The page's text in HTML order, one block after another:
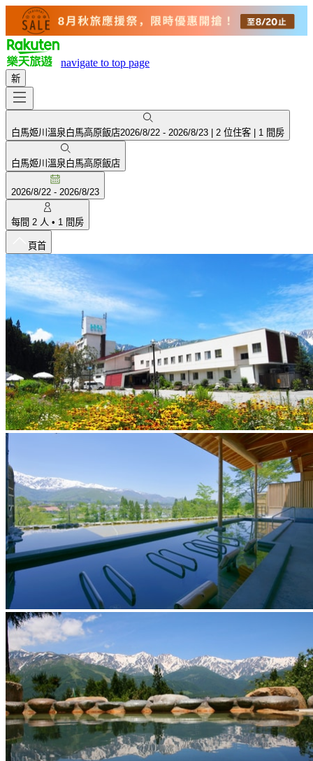
navigate to top page
新
白馬姬川溫泉白馬高原飯店2026/8/22 - 2026/8/23 2 位住客 1 間房
白馬姬川溫泉白馬高原飯店
2026/8/22 - 2026/8/23
每間 2 人 • 1 間房
頁首